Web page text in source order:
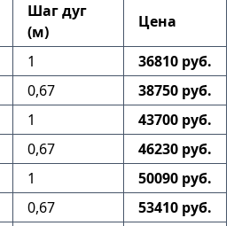
Шаг дуг
(м)
Цена
1
36810 руб.
0,67
38750 руб.
1
43700 руб.
0,67
46230 руб.
1
50090 руб.
0,67
53410 руб.